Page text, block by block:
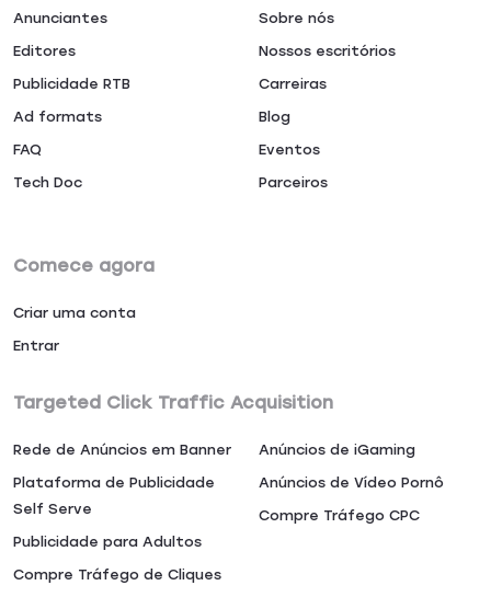
Anunciantes
Editores
Publicidade RTB
Ad formats
FAQ
Tech Doc
Sobre nós
Nossos escritórios
Carreiras
Blog
Eventos
Parceiros
Comece agora
Criar uma conta
Entrar
Targeted Click Traffic Acquisition
Rede de Anúncios em Banner
Plataforma de Publicidade
Self Serve
Publicidade para Adultos
Anúncios de iGaming
Anúncios de Vídeo Pornô
Compre Tráfego CPC
Compre Tráfego de Cliques